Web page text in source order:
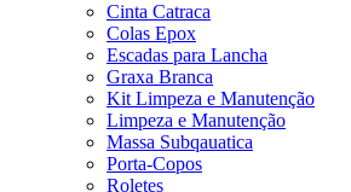
Cinta Catraca
Colas Epox
Escadas para Lancha
Graxa Branca
Kit Limpeza e Manutenção
Limpeza e Manutenção
Massa Subqauatica
Porta-Copos
Roletes